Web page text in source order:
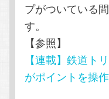
プがついている
す。
【参照】
【連載】鉄道ト
がポイントを操